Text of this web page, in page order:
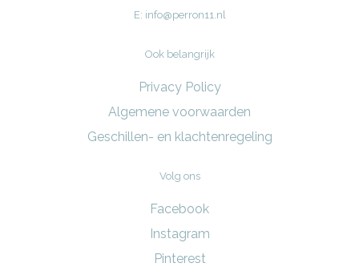
E: info@perron11.nl
Ook belangrijk
Privacy Policy
Algemene voorwaarden
Geschillen- en klachtenregeling
Volg ons
Facebook
Instagram
Pinterest